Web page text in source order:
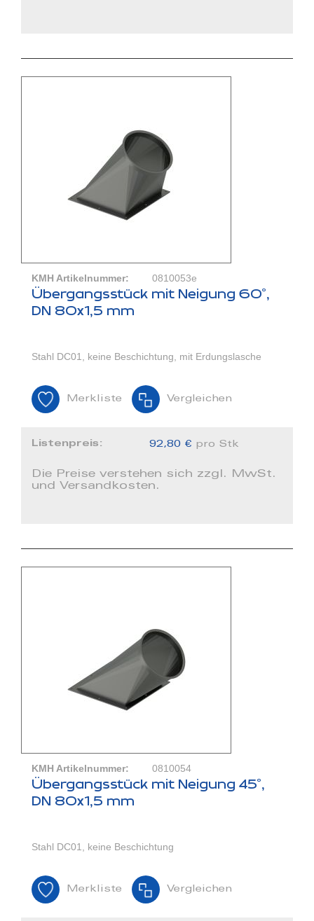
KMH Artikelnummer: 0810053e
Übergangsstück mit Neigung 60°,
DN 80x1,5 mm
Stahl DC01, keine Beschichtung, mit Erdungslasche
Merkliste Vergleichen
Listenpreis: 92,80 € pro Stk
Die Preise verstehen sich zzgl. MwSt.
und Versandkosten.
KMH Artikelnummer: 0810054
Übergangsstück mit Neigung 45°,
DN 80x1,5 mm
Stahl DC01, keine Beschichtung
Merkliste Vergleichen